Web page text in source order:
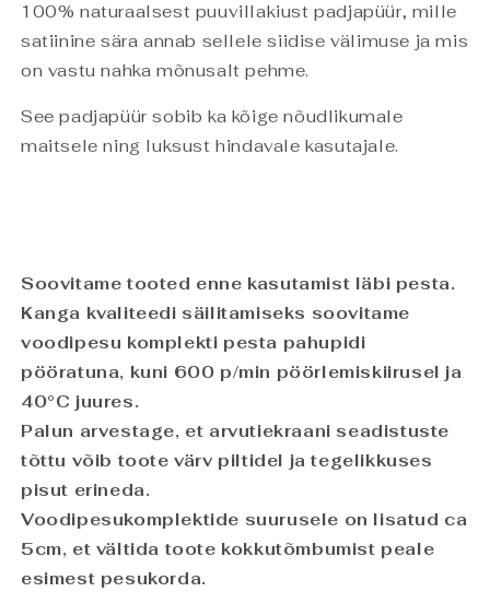
100% naturaalsest puuvillakiust padjapüür, mille
satiinine sära annab sellele siidise välimuse ja mis
on vastu nahka mõnusalt pehme.
See padjapüür sobib ka kõige nõudlikumale
maitsele ning luksust hindavale kasutajale.
Soovitame tooted enne kasutamist läbi pesta.
Kanga kvaliteedi säilitamiseks soovitame
voodipesu komplekti pesta pahupidi
pööratuna, kuni 600 p/min pöörlemiskiirusel ja
40°C juures.
Palun arvestage, et arvutiekraani seadistuste
tõttu võib toote värv piltidel ja tegelikkuses
pisut erineda.
Voodipesukomplektide suurusele on lisatud ca
5cm, et vältida toote kokkutõmbumist peale
esimest pesukorda.